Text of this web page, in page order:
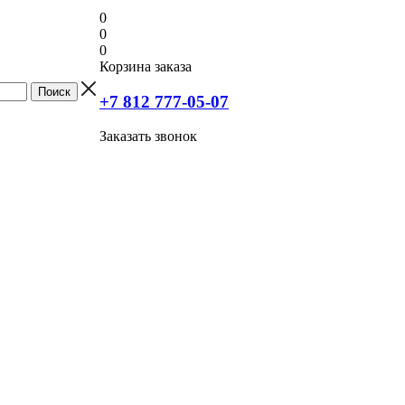
0
0
0
Корзина заказа
+7 812 777-05-07
Заказать звонок